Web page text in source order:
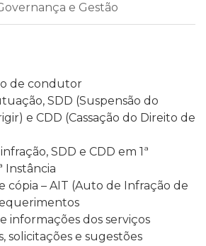
e Gestão
de condutor
SDD (Suspensão do
e CDD (Cassação do Direito de
SDD e CDD em 1ª
Instância
cópia – AIT (Auto de Infração de
informações dos serviços
solicitações e sugestões